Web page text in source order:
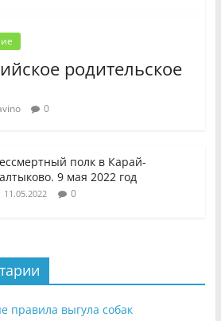
родительское
0
полк в Карай-
9 мая 2022 год
11.05.2022 0
правила выгула собак